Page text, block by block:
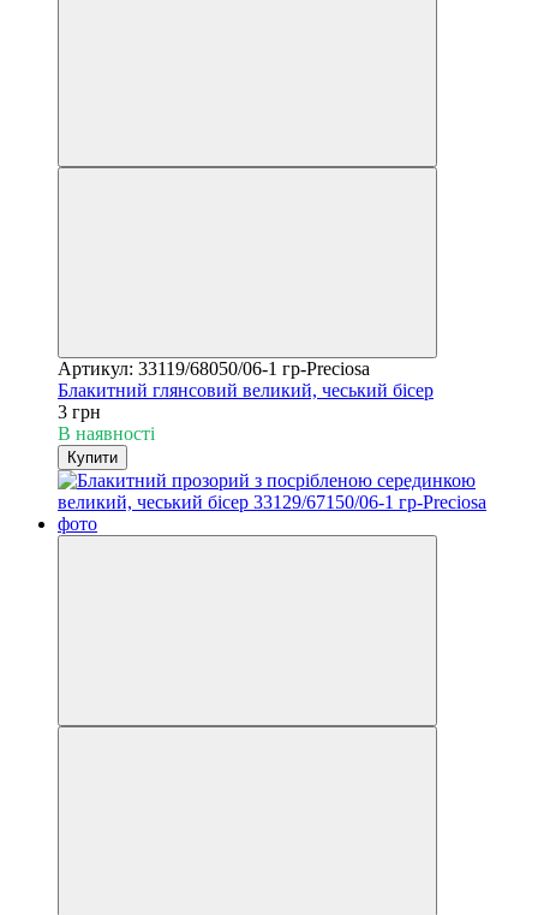
Артикул: 33119/68050/06-1 гр-Preciosa
Блакитний глянсовий великий, чеський бісер
3 грн
В наявності
Купити